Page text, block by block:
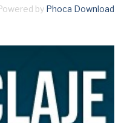
by Phoca Download